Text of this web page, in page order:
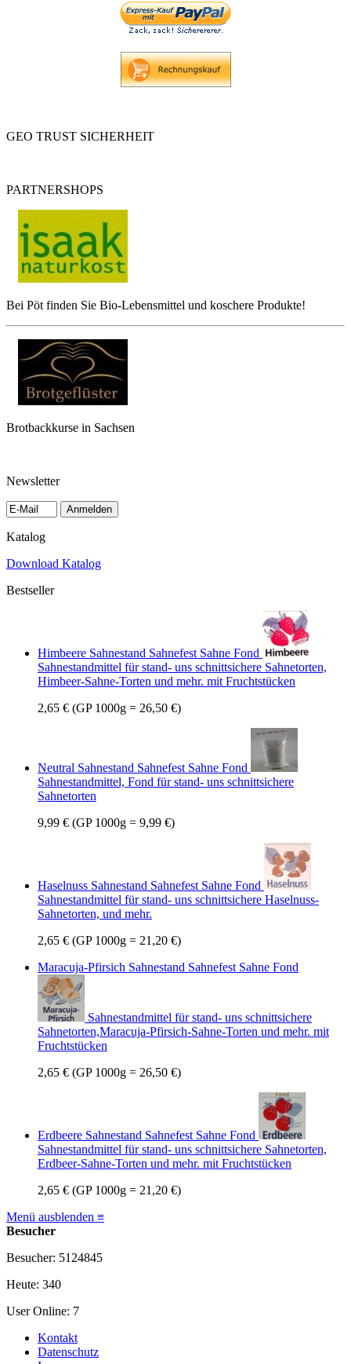
GEO TRUST SICHERHEIT
PARTNERSHOPS
Bei Pöt finden Sie Bio-Lebensmittel und koschere Produkte!
Brotbackkurse in Sachsen
Newsletter
Anmelden
Katalog
Download Katalog
Bestseller
Himbeere Sahnestand Sahnefest Sahne Fond
Sahnestandmittel für stand- uns schnittsichere Sahnetorten,
Himbeer-Sahne-Torten und mehr. mit Fruchtstücken
2,65 € (GP 1000g = 26,50 €)
Neutral Sahnestand Sahnefest Sahne Fond
Sahnestandmittel, Fond für stand- uns schnittsichere
Sahnetorten
9,99 € (GP 1000g = 9,99 €)
Haselnuss Sahnestand Sahnefest Sahne Fond
Sahnestandmittel für stand- uns schnittsichere Haselnuss-
Sahnetorten, und mehr.
2,65 € (GP 1000g = 21,20 €)
Maracuja-Pfirsich Sahnestand Sahnefest Sahne Fond
Sahnestandmittel für stand- uns schnittsichere
Sahnetorten,Maracuja-Pfirsich-Sahne-Torten und mehr. mit
Fruchtstücken
2,65 € (GP 1000g = 26,50 €)
Erdbeere Sahnestand Sahnefest Sahne Fond
Sahnestandmittel für stand- uns schnittsichere Sahnetorten,
Erdbeer-Sahne-Torten und mehr. mit Fruchtstücken
2,65 € (GP 1000g = 21,20 €)
Menü ausblenden ≡
Besucher
Besucher: 5124845
Heute: 340
User Online: 7
Kontakt
Datenschutz